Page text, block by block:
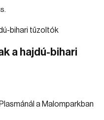
a hajdú-bihari